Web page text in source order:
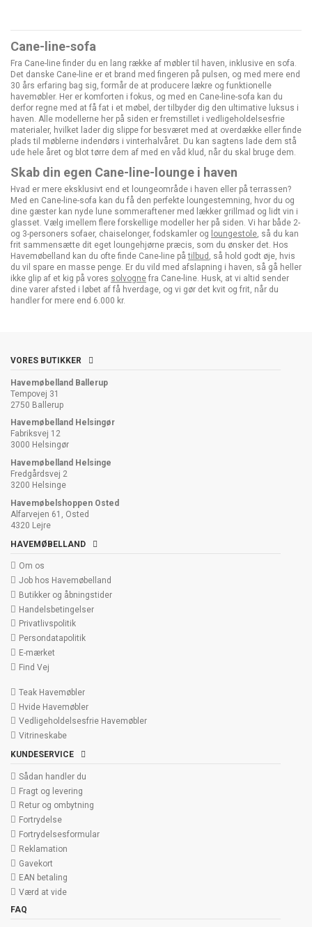
Cane-line-sofa
Fra Cane-line finder du en lang række af møbler til haven, inklusive en sofa.
Det danske Cane-line er et brand med fingeren på pulsen, og med mere end
30 års erfaring bag sig, formår de at producere lækre og funktionelle
havemøbler. Her er komforten i fokus, og med en Cane-line-sofa kan du
derfor regne med at få fat i et møbel, der tilbyder dig den ultimative luksus i
haven. Alle modellerne her på siden er fremstillet i vedligeholdelsesfrie
materialer, hvilket lader dig slippe for besværet med at overdække eller finde
plads til møblerne indendørs i vinterhalvåret. Du kan sagtens lade dem stå
ude hele året og blot tørre dem af med en våd klud, når du skal bruge dem.
Skab din egen Cane-line-lounge i haven
Hvad er mere eksklusivt end et loungeområde i haven eller på terrassen?
Med en Cane-line-sofa kan du få den perfekte loungestemning, hvor du og
dine gæster kan nyde lune sommeraftener med lækker grillmad og lidt vin i
glasset. Vælg imellem flere forskellige modeller her på siden. Vi har både 2-
og 3-personers sofaer, chaiselonger, fodskamler og loungestole, så du kan
frit sammensætte dit eget loungehjørne præcis, som du ønsker det. Hos
Havemøbelland kan du ofte finde Cane-line påtilbud , så hold godt øje, hvis
du vil spare en masse penge. Er du vild med afslapning i haven, så gå heller
ikke glip af et kig på vores solvogne fra Cane-line. Husk, at vi altid sender
dine varer afsted i løbet af få hverdage, og vi gør det kvit og frit, når du
handler for mere end 6.000 kr.
VORES BUTIKKER
Havemøbelland Ballerup
Tempovej 31
2750 Ballerup
Havemøbelland Helsingør
Fabriksvej 12
3000 Helsingør
Havemøbelland Helsinge
Fredgårdsvej 2
3200 Helsinge
Havemøbelshoppen Osted
Alfarvejen 61, Osted
4320 Lejre
HAVEMØBELLAND
Om os
Job hos Havemøbelland
Butikker og åbningstider
Handelsbetingelser
Privatlivspolitik
Persondatapolitik
E-mærket
Find Vej
Teak Havemøbler
Hvide Havemøbler
Vedligeholdelsesfrie Havemøbler
Vitrineskabe
KUNDESERVICE
Sådan handler du
Fragt og levering
Retur og ombytning
Fortrydelse
Fortrydelsesformular
Reklamation
Gavekort
EAN betaling
Værd at vide
FAQ